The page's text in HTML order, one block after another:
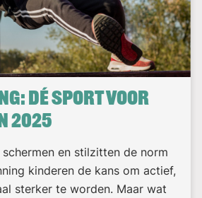
Dé sport voor
2025
en stilzitten de norm
kinderen de kans om actief,
sterker te worden. Maar wat